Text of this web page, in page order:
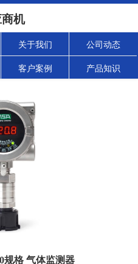
机
关于我们 公司动态
客户案例 产品知识
规格 气体监测器